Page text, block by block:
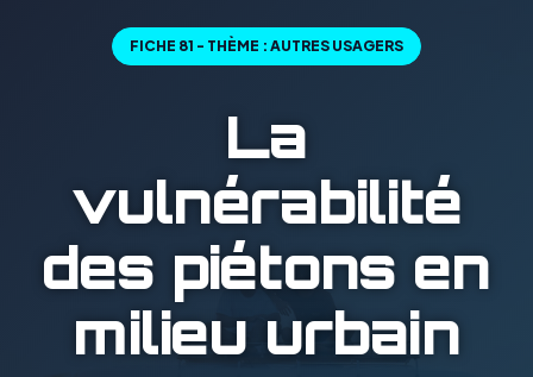
FICHE 81 - THÈME : AUTRES USAGERS
La
vulnérabilité
des piétons en
milieu urbain